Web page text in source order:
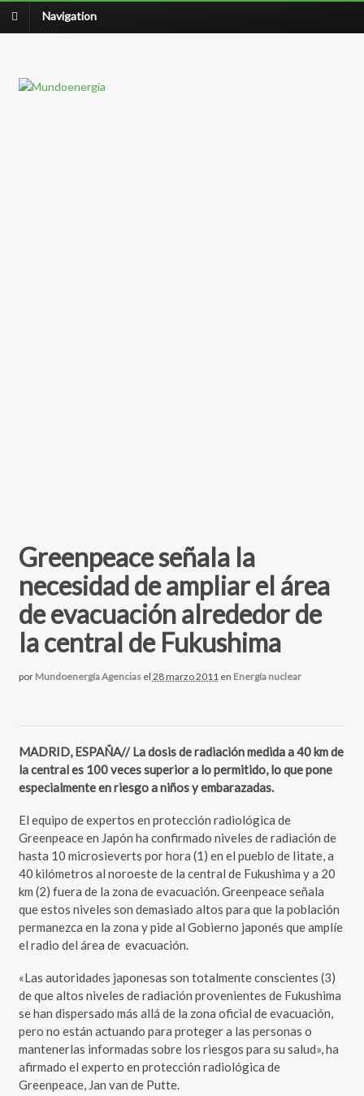
Navigation
Greenpeace señala la
necesidad de ampliar el área
de evacuación alrededor de
la central de Fukushima
por Mundoenergía Agencias el 28 marzo 2011 en Energía nuclear
MADRID, ESPAÑA// La dosis de radiación medida a 40 km de
la central es 100 veces superior a lo permitido, lo que pone
especialmente en riesgo a niños y embarazadas.
El equipo de expertos en protección radiológica de
Greenpeace en Japón ha confirmado niveles de radiación de
hasta 10 microsieverts por hora (1) en el pueblo de Iitate, a
40 kilómetros al noroeste de la central de Fukushima y a 20
km (2) fuera de la zona de evacuación. Greenpeace señala
que estos niveles son demasiado altos para que la población
permanezca en la zona y pide al Gobierno japonés que amplíe
el radio del área de evacuación.
«Las autoridades japonesas son totalmente conscientes (3)
de que altos niveles de radiación provenientes de Fukushima
se han dispersado más allá de la zona oficial de evacuación,
pero no están actuando para proteger a las personas o
mantenerlas informadas sobre los riesgos para su salud», ha
afirmado el experto en protección radiológica de
Greenpeace, Jan van de Putte.